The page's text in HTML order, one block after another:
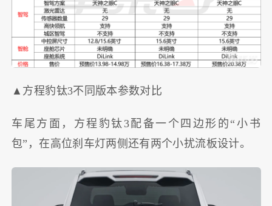
▲方程豹钛3不同版本参数对比
车尾方面，方程豹钛3配备一个四边形的“小书
包”，在高位刹车灯两侧还有两个小扰流板设计。